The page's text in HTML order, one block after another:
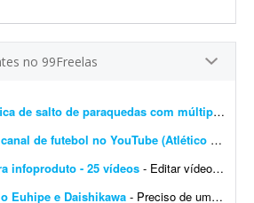
no 99Freelas
Edição cinematográfica de salto de paraquedas com múltiplas câmeras
Editor iniciante para canal de futebol no YouTube (Atlético Mineiro)
infoproduto - 25 vídeos - Editar vídeos para o meu infoproduto/curso online. Deve saber manusear os principais editores de vídeo. - Produção e edição de 25 vídeos. - Experi&...
Euhipe e Daishikawa - Preciso de um editor de vídeo para editar um conteúdo para mim. Busco edição no estilo Euhipe e Daishikawa. O tema será informado quando fecharmos. Meu canal e...